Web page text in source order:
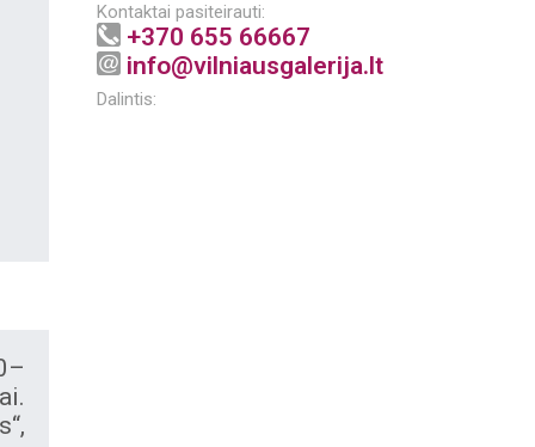
Kontaktai pasiteirauti:
+370 655 66667
info@vilniausgalerija.lt
Dalintis: